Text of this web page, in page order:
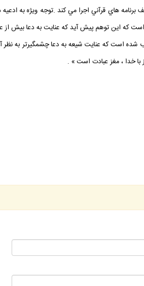
قرآن تأسيس شده كه 24ساعته ، به صورت هاي مختلف برنامه هاي قرآني اجرا
توهم پيش آيد كه عنايت به دعا بيش از
است كه عنايت شيعه به دعا چشمگيرتر به نظر